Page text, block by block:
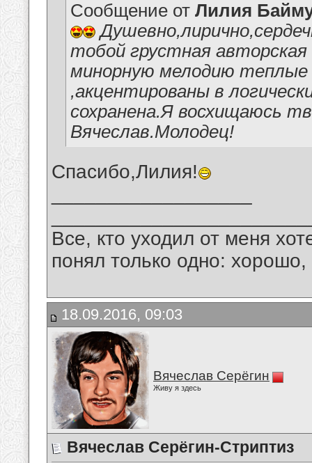
Сообщение от Лилия
тобой грустная
минорную мелодию теплые
,акцентированы в
сохранена.Я восхищаюсь
Вячеслав.Молодец!
Спасибо,Лилия!
Все, кто уходил от меня
понял только одно:
18.09.2016, 09:03
Вячеслав Серёгин
Живу я здесь
Вячеслав Серёгин-Стриптиз